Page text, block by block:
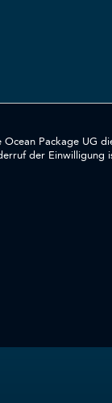
Ocean Package